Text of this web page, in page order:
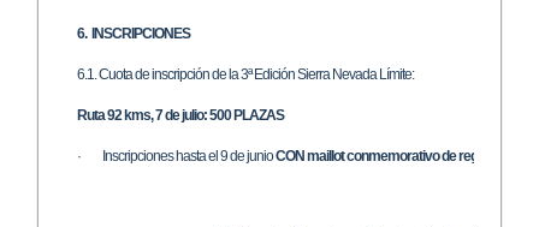
6. INSCRIPCIONES
6.1. Cuota de inscripción de la 3ª Edición Sierra Nevada Límite:
Ruta 92 kms, 7 de julio: 500 PLAZAS
· Inscripciones hasta el 9 de junioCON maillot conmemorativo de regalo